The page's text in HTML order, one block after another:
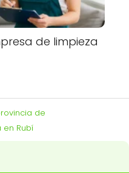
de limpieza
de
en Rubí